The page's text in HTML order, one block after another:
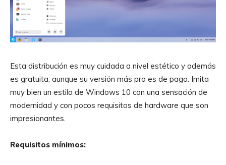
Esta distribución es muy cuidada a nivel estético y además
es gratuita, aunque su versión más pro es de pago. Imita
muy bien un estilo de Windows 10 con una sensación de
modernidad y con pocos requisitos de hardware que son
impresionantes.
Requisitos mínimos: